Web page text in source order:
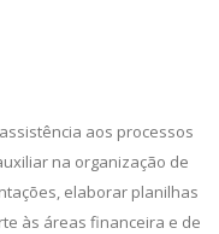
aos processos
na organização de
elaborar planilhas
às áreas financeira e de